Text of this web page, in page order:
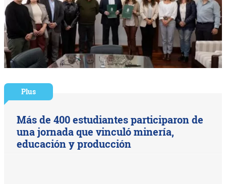
Plus
Más de 400 estudiantes participaron de
una jornada que vinculó minería,
educación y producción